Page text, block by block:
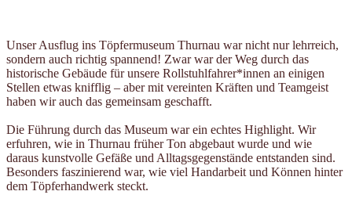
Unser Ausflug ins Töpfermuseum Thurnau war nicht nur lehrreich,
sondern auch richtig spannend! Zwar war der Weg durch das
historische Gebäude für unsere Rollstuhlfahrer*innen an einigen
Stellen etwas knifflig – aber mit vereinten Kräften und Teamgeist
haben wir auch das gemeinsam geschafft.
Die Führung durch das Museum war ein echtes Highlight. Wir
erfuhren, wie in Thurnau früher Ton abgebaut wurde und wie
daraus kunstvolle Gefäße und Alltagsgegenstände entstanden sind.
Besonders faszinierend war, wie viel Handarbeit und Können hinter
dem Töpferhandwerk steckt.